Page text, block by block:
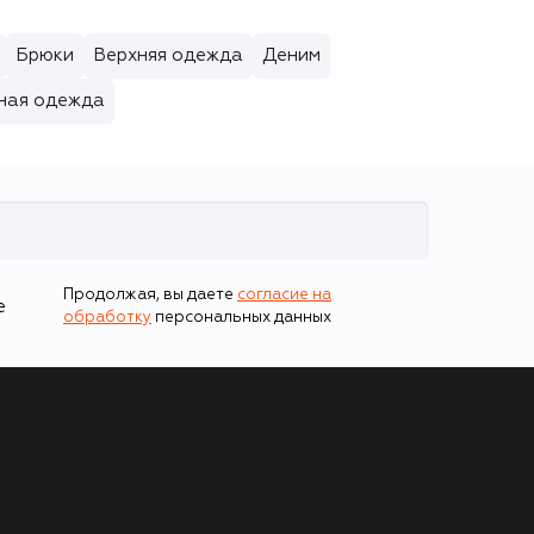
Брюки Верхняя одежда Деним
одежда
Продолжая, вы даете согласие на
обработку персональных данных